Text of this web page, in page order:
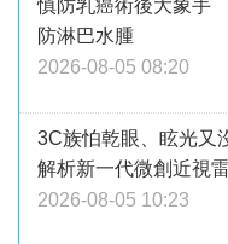
慎防乳癌術後大象手
防淋巴水腫
2026-08-05 08:20
3C族怕乾眼、眩光
解析新一代微創近視
2026-08-05 10:23